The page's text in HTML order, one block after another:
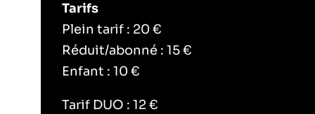
Tarifs
Plein tarif : 20 €
Réduit/abonné : 15 €
Enfant : 10 €
Tarif DUO : 12 €